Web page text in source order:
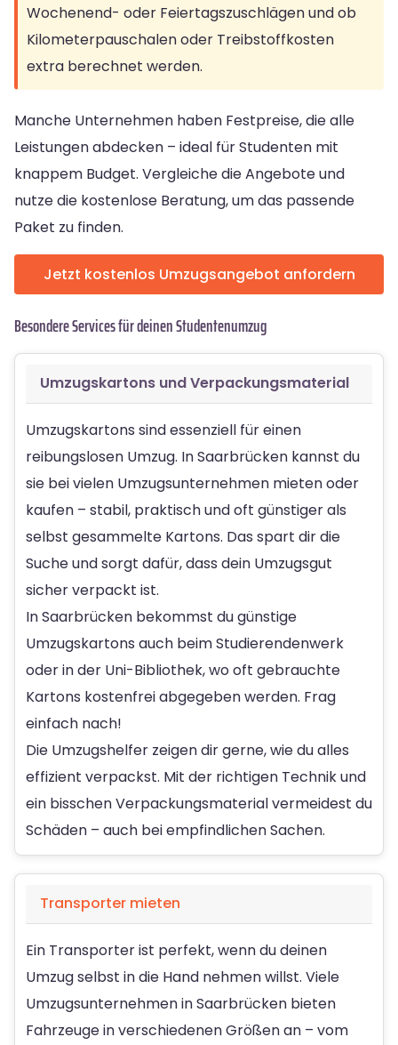
Wochenend- oder Feiertagszuschlägen und ob
Kilometerpauschalen oder Treibstoffkosten
extra berechnet werden.
Manche Unternehmen haben Festpreise, die alle
Leistungen abdecken – ideal für Studenten mit
knappem Budget. Vergleiche die Angebote und
nutze die kostenlose Beratung, um das passende
Paket zu finden.
Jetzt kostenlos Umzugsangebot anfordern
Besondere Services für deinen Studentenumzug
Umzugskartons und Verpackungsmaterial
Umzugskartons sind essenziell für einen
reibungslosen Umzug. In Saarbrücken kannst du
sie bei vielen Umzugsunternehmen mieten oder
kaufen – stabil, praktisch und oft günstiger als
selbst gesammelte Kartons. Das spart dir die
Suche und sorgt dafür, dass dein Umzugsgut
sicher verpackt ist.
In Saarbrücken bekommst du günstige
Umzugskartons auch beim Studierendenwerk
oder in der Uni-Bibliothek, wo oft gebrauchte
Kartons kostenfrei abgegeben werden. Frag
einfach nach!
Die Umzugshelfer zeigen dir gerne, wie du alles
effizient verpackst. Mit der richtigen Technik und
ein bisschen Verpackungsmaterial vermeidest du
Schäden – auch bei empfindlichen Sachen.
Transporter mieten
Ein Transporter ist perfekt, wenn du deinen
Umzug selbst in die Hand nehmen willst. Viele
Umzugsunternehmen in Saarbrücken bieten
Fahrzeuge in verschiedenen Größen an – vom